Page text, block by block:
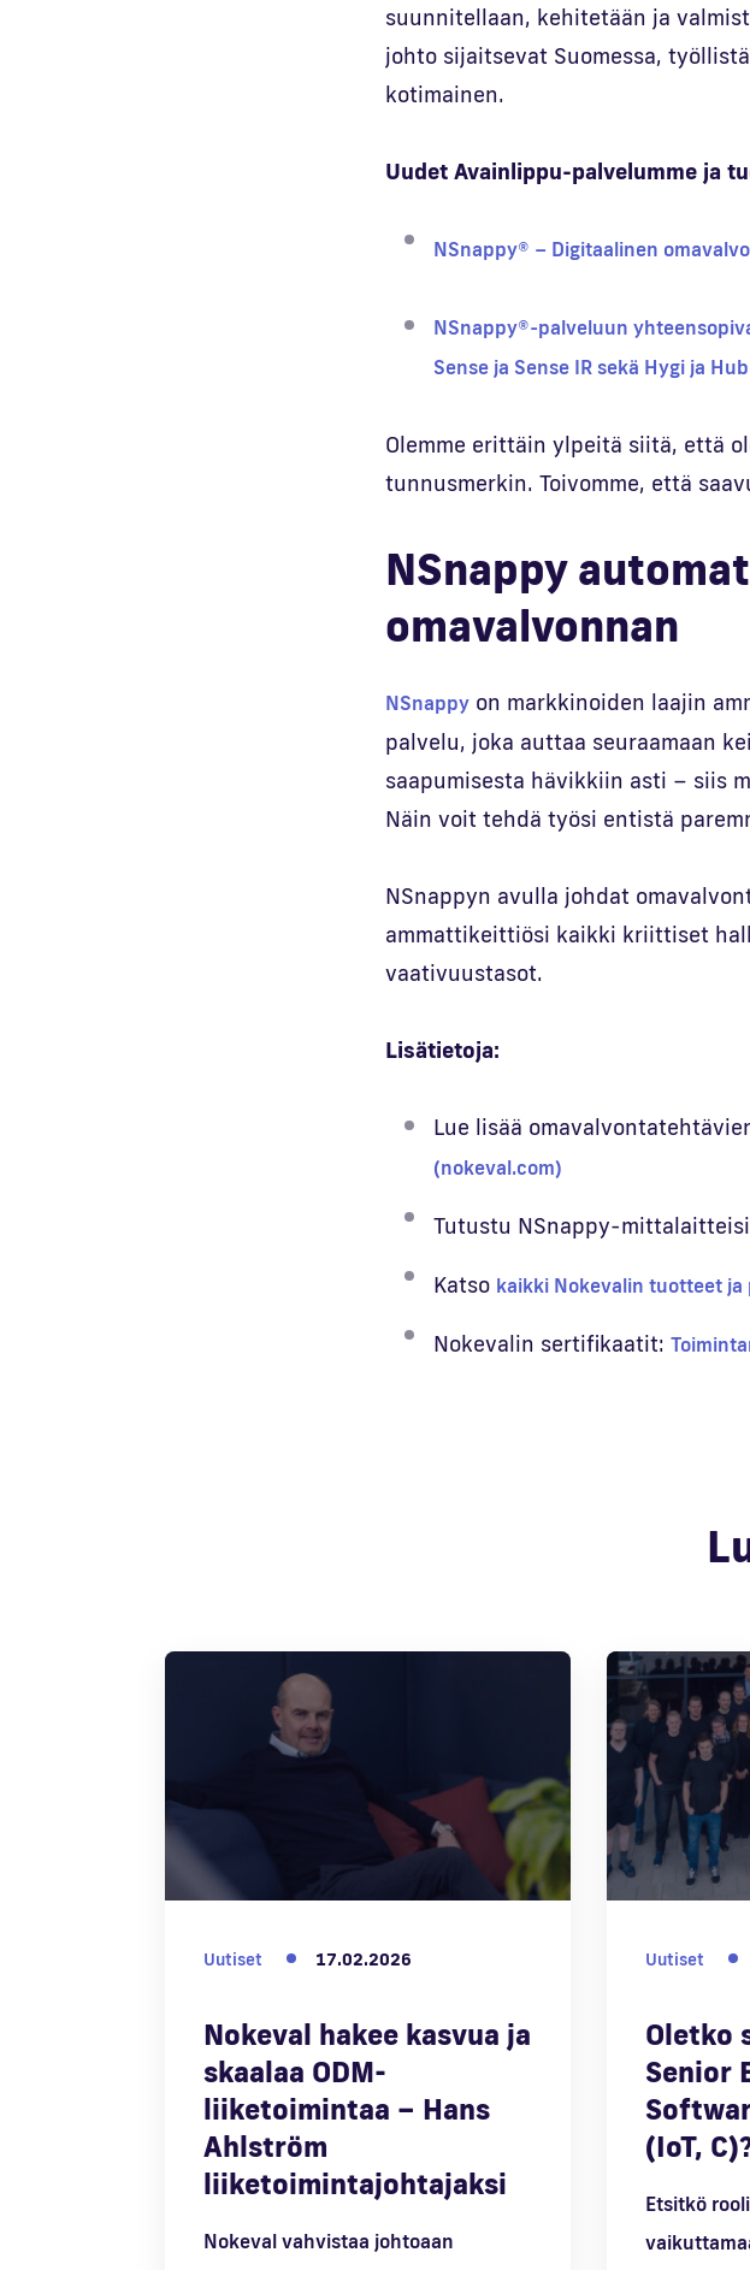
suunnitellaan, kehitetään ja
johto sijaitsevat Suomessa,
kotimainen.
Uudet Avainlippu-palvelumme ja
NSnappy® – Digitaalinen
NSnappy®-palveluun
Sense ja Sense IR sekä Hygi ja
Olemme erittäin ylpeitä siitä, että
tunnusmerkin. Toivomme, että
NSnappy
omavalvonnan
NSnappy on markkinoiden laajin
palvelu, joka auttaa seuraamaan
saapumisesta hävikkiin asti – siis
Näin voit tehdä työsi entistä
NSnappyn avulla johdat
ammattikeittiösi kaikki kriittiset
vaativuustasot.
Lisätietoja:
Lue lisää
(nokeval.com)
Tutustu NSnappy-
Katso kaikki Nokevalin tuotteet ja
Nokevalin sertifikaatit:
Uutiset 17.02.2026
Nokeval hakee kasvua ja
skaalaa ODM-
liiketoimintaa – Hans
Ahlström
liiketoimintajohtajaksi
Nokeval vahvistaa johtoaan
Uutiset
Oletko
Senior
(IoT,
Etsitkö